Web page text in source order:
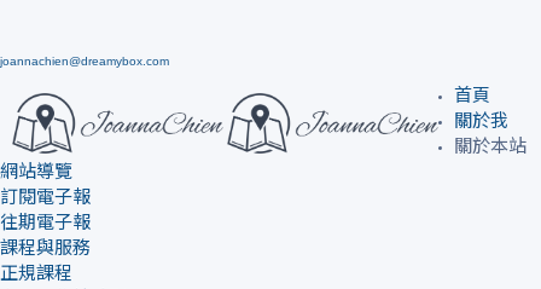
joannachien@dreamybox.com
首頁
關於我
關於本站
網站導覽
訂閱電子報
往期電子報
課程與服務
正規課程